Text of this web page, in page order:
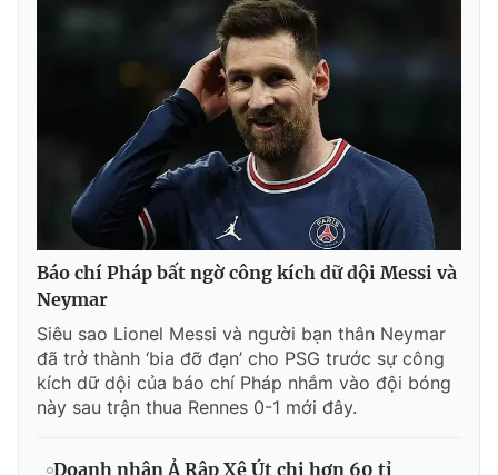
Báo chí Pháp bất ngờ công kích dữ dội Messi và
Neymar
Siêu sao Lionel Messi và người bạn thân Neymar
đã trở thành ‘bia đỡ đạn’ cho PSG trước sự công
kích dữ dội của báo chí Pháp nhắm vào đội bóng
này sau trận thua Rennes 0-1 mới đây.
Doanh nhân Ả Rập Xê Út chi hơn 60 tỉ